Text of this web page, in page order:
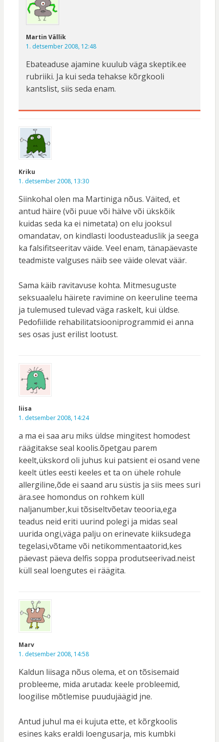
Martin Vällik
1. detsember 2008, 12:48
Ebateaduse ajamine kuulub väga skeptik.ee
rubriiki. Ja kui seda tehakse kõrgkooli
kantslist, siis seda enam.
Kriku
1. detsember 2008, 13:30
Siinkohal olen ma Martiniga nõus. Väited, et
antud häire (või puue või hälve või ükskõik
kuidas seda ka ei nimetata) on elu jooksul
omandatav, on kindlasti loodusteaduslik ja seega
ka falsifitseeritav väide. Veel enam, tänapäevaste
teadmiste valguses näib see väide olevat väär.
Sama käib ravitavuse kohta. Mitmesuguste
seksuaalelu häirete ravimine on keeruline teema
ja tulemused tulevad väga raskelt, kui üldse.
Pedofiilide rehabilitatsiooniprogrammid ei anna
ses osas just erilist lootust.
liisa
1. detsember 2008, 14:24
a ma ei saa aru miks üldse mingitest homodest
räägitakse seal koolis.õpetgau parem
keelt,ükskord oli juhus kui patsient ei osand vene
keelt ütles eesti keeles et ta on ühele rohule
allergiline,õde ei saand aru süstis ja siis mees suri
ära.see homondus on rohkem küll
naljanumber,kui tõsiseltvõetav teooria,ega
teadus neid eriti uurind polegi ja midas seal
uurida ongi,väga palju on erinevate kiiksudega
tegelasi,võtame või netikommentaatorid,kes
päevast päeva delfis soppa produtseerivad.neist
küll seal loengutes ei räägita.
Marv
1. detsember 2008, 14:58
Kaldun liisaga nõus olema, et on tõsisemaid
probleeme, mida arutada: keele probleemid,
loogilise mõtlemise puudujäägid jne.
Antud juhul ma ei kujuta ette, et kõrgkoolis
esines kaks eraldi loengusarja, mis kumbki